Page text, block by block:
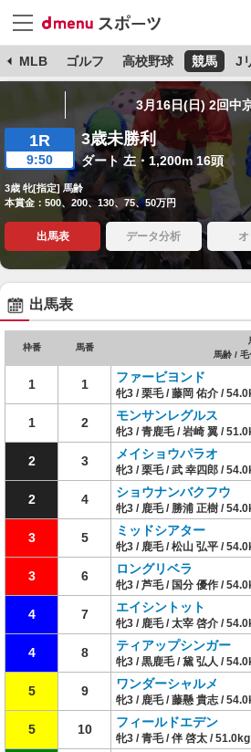
MLB ゴルフ 高校野球 競馬 J
3月16日(日) 2回中
1R
9:50
3歳未勝利
ダート 左・1,200m 16頭
3歳 牝[指定] 馬齢
本賞金：500、200、130、75、50万円
出馬表 データ分析
出馬表
枠番 馬番
馬齢 /
1 1 ファービヨンド
牝3 / 栗毛 / 藤岡 佑介 /
1 2 モンサンレグルス
牝3 / 青鹿毛 / 岩崎 翼 /
2 3 メイショウパラオ
牝3 / 栗毛 / 武 幸四郎 /
2 4 ショウナンバクフウ
牝3 / 鹿毛 / 勝浦 正樹 /
3 5 ミッドシアター
牝3 / 鹿毛 / 松山 弘平 /
3 6 ロングリベラ
牝3 / 芦毛 / 国分 優作 /
4 7 エイシントット
牝3 / 鹿毛 / 太宰 啓介 /
4 8 ティアップシンガー
牝3 / 黒鹿毛 / 黛 弘人 /
5 9 ワンダーシャルメ
牝3 / 鹿毛 / 藤懸 貴志 /
5 10 フィールドエデン
牝3 / 青毛 / 伴 啓太 / 51.0kg